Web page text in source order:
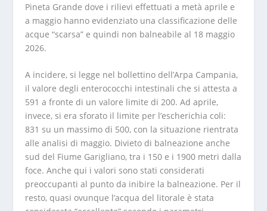
Pineta Grande dove i rilievi effettuati a metà aprile e
a maggio hanno evidenziato una classificazione delle
acque “scarsa” e quindi non balneabile al 18 maggio
2026.
A incidere, si legge nel bollettino dell’Arpa Campania,
il valore degli enterococchi intestinali che si attesta a
591 a fronte di un valore limite di 200. Ad aprile,
invece, si era sforato il limite per l’escherichia coli:
831 su un massimo di 500, con la situazione rientrata
alle analisi di maggio. Divieto di balneazione anche
sud del Fiume Garigliano, tra i 150 e i 1900 metri dalla
foce. Anche qui i valori sono stati considerati
preoccupanti al punto da inibire la balneazione. Per il
resto, quasi ovunque l’acqua del litorale è stata